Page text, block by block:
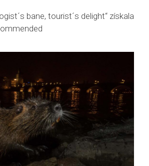
bane, tourist´s delight“ získala